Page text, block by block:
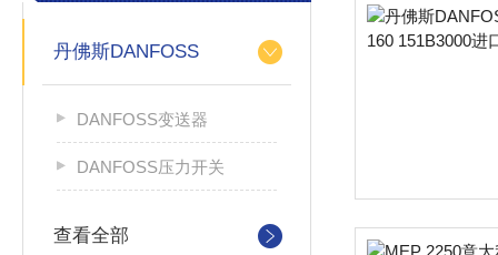
丹佛斯DANFOSS
DANFOSS变送器
DANFOSS压力开关
查看全部